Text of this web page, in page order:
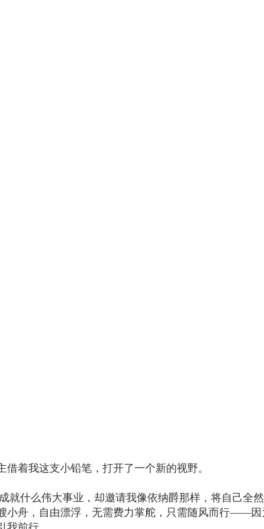
着我这支小铅笔，打开了一个新的视野。
小舟，自由漂浮，无需费力掌舵，只需随风而行——因